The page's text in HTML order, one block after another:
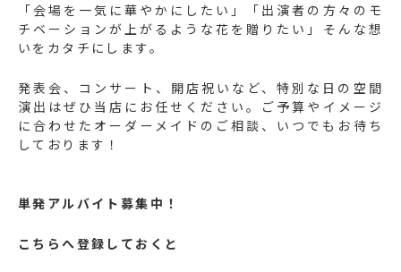
「会場を一気に華やかにしたい」「出演者の方々のモ
チベーションが上がるような花を贈りたい」そんな想
いをカタチにします。
発表会、コンサート、開店祝いなど、特別な日の空間
演出はぜひ当店にお任せください。ご予算やイメージ
に合わせたオーダーメイドのご相談、いつでもお待ち
しております！
単発アルバイト募集中！
こちらへ登録しておくと